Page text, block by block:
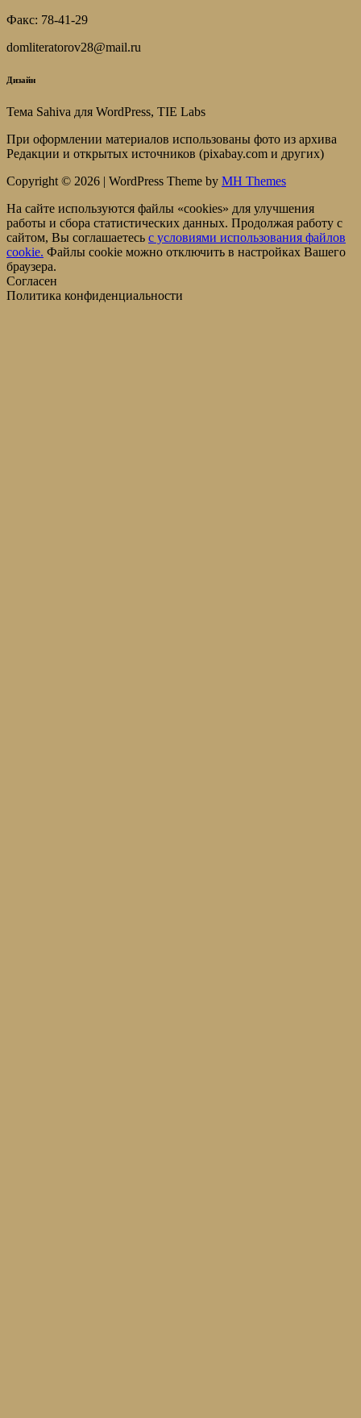
Факс: 78-41-29
domliteratorov28@mail.ru
Дизайн
Тема Sahiva для WordPress, TIE Labs
При оформлении материалов использованы фото из архива
Редакции и открытых источников (pixabay.com и других)
Copyright © 2026 | WordPress Theme by MH Themes
На сайте используются файлы «cookies» для улучшения
работы и сбора статистических данных. Продолжая работу с
сайтом, Вы соглашаетесь c условиями использования файлов
cookie. Файлы cookie можно отключить в настройках Вашего
браузера.
Согласен
Политика конфиденциальности